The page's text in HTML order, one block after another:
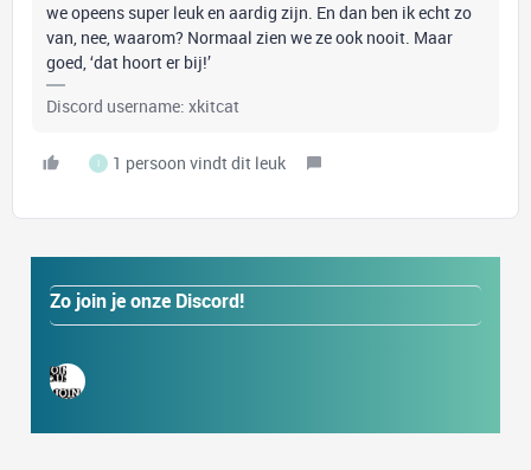
we opeens super leuk en aardig zijn. En dan ben ik echt zo
van, nee, waarom? Normaal zien we ze ook nooit. Maar
goed, ‘dat hoort er bij!’
Discord username: xkitcat
I 1 persoon vindt dit leuk
Zo join je onze Discord!